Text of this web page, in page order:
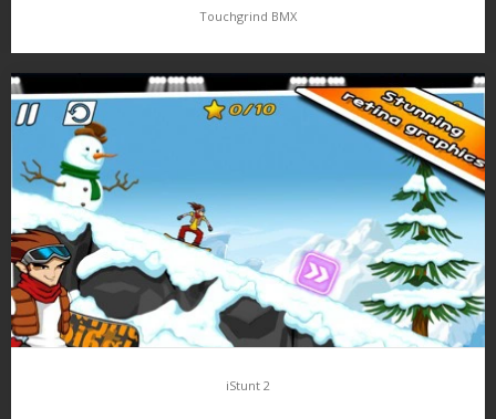
Touchgrind BMX
Pamatujete na Touchgrind? Velice neobvyklý koncept
skateboardové hry, který byl celkem trhák. Stejní tvůrci se teď
vrhli na BMX hru v podobném duchu a musím říci že to vypadá
zajímavě……
Touchgrind BMX
iStunt 2